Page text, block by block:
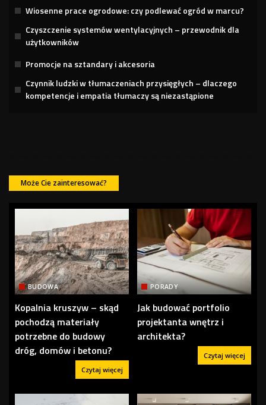
Wiosenne prace ogrodowe: czy podlewać ogród w marcu?
Czyszczenie systemów wentylacyjnych – przewodnik dla
użytkowników
Promocje na sztandary i akcesoria
Czynnik ludzki w tłumaczeniach przysięgłych – dlaczego
kompetencje i empatia tłumaczy są niezastąpione
Może Cie zainteresować?
BUDOWA
Kopalnia kruszyw – skąd
pochodzą materiały
potrzebne do budowy
dróg, domów i betonu?
Czytaj więcej
PORADY
Jak budować portfolio
projektanta wnętrz i
architekta?
Czytaj więcej